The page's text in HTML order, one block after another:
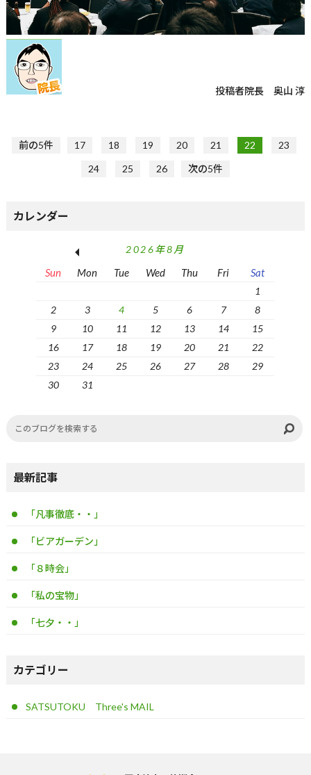
投稿者院長 奥山 淳
前の5件 17 18 19 20 21 22
23
24
25 26 次の5件
カレンダー
2026年8月
Sun Mon Tue Wed Thu Fri Sat
1
2
3 4 5 6 7
8
9
10 11 12 13 14
15
16
17 18 19 20 21
22
23
24 25 26 27 28
29
30
31
最新記事
「凡事徹底・・」
「ビアガーデン」
「８時会」
「私の宝物」
「七夕・・」
カテゴリー
SATSUTOKU Three's MAIL